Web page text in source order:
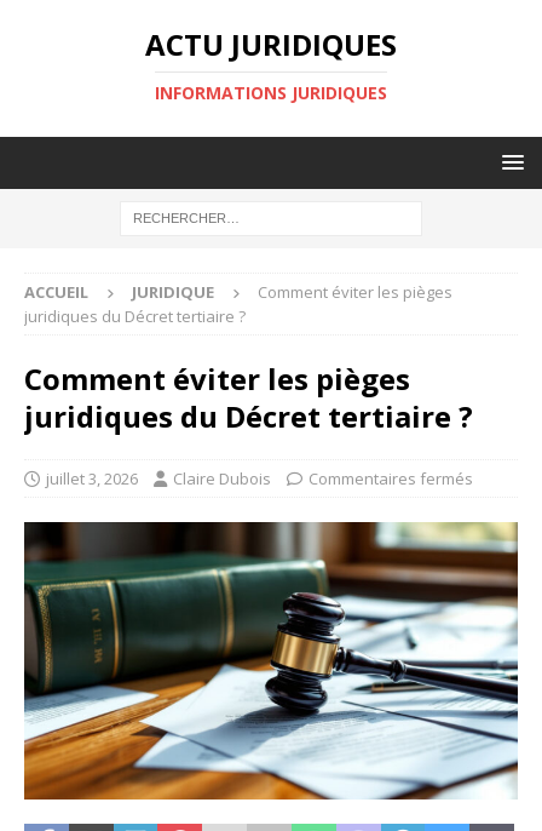
ACTU JURIDIQUES
INFORMATIONS JURIDIQUES
ACCUEIL JURIDIQUE
Comment éviter les pièges
juridiques du Décret tertiaire ?
Comment éviter les pièges
juridiques du Décret tertiaire ?
juillet 3, 2026 Claire Dubois Commentaires fermés